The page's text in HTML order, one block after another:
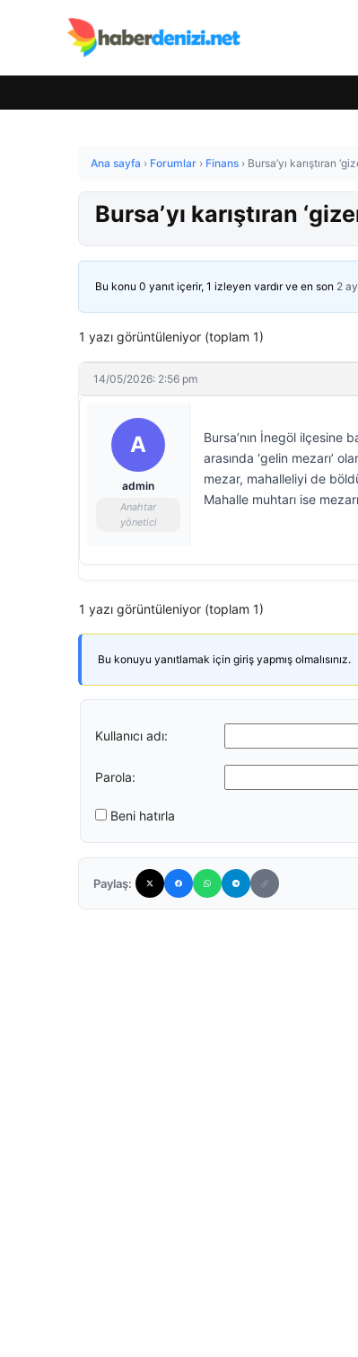
Ana sayfa › Forumlar › Finans › Bursa’yı karıştıran
Bursa’yı karıştıran
Bu konu 0 yanıt içerir, 1 izleyen vardır ve en son 2
1 yazı görüntüleniyor (toplam 1)
14/05/2026: 2:56 pm
A
admin
Anahtar
yönetici
Bursa’nın İnegöl ilçesine
arasında ‘gelin mezarı’
mezar, mahalleliyi de
Mahalle muhtarı ise
1 yazı görüntüleniyor (toplam 1)
Bu konuyu yanıtlamak için giriş yapmış olmalısınız.
Kullanıcı adı:
Parola:
Beni hatırla
Paylaş: